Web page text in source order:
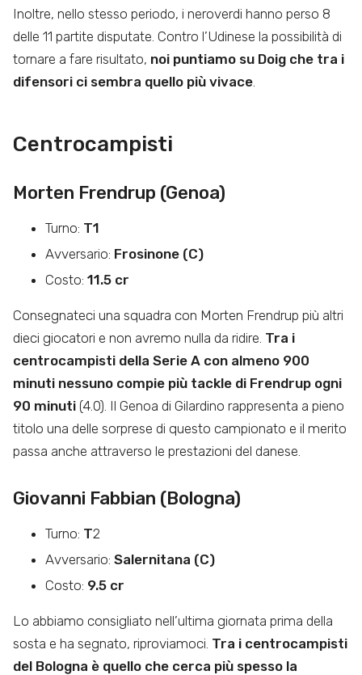
Inoltre, nello stesso periodo, i neroverdi hanno perso 8
delle 11 partite disputate. Contro l’Udinese la possibilità di
tornare a fare risultato, noi puntiamo su Doig che tra i
difensori ci sembra quello più vivace
Centrocampisti
Morten Frendrup (Genoa)
Turno: T1
Avversario: Frosinone (C)
Costo: 11.5 cr
Consegnateci una squadra con Morten Frendrup più altri
dieci giocatori e non avremo nulla da ridire. Tra i
centrocampisti della Serie A con almeno 900
minuti nessuno compie più tackle di Frendrup ogni
90 minuti (4.0). Il Genoa di Gilardino rappresenta a pieno
titolo una delle sorprese di questo campionato e il merito
passa anche attraverso le prestazioni del danese.
Giovanni Fabbian (Bologna)
Turno: T2
Avversario: Salernitana (C)
Costo: 9.5 cr
Lo abbiamo consigliato nell’ultima giornata prima della
sosta e ha segnato, riproviamoci. Tra i centrocampisti
del Bologna è quello che cerca più spesso la